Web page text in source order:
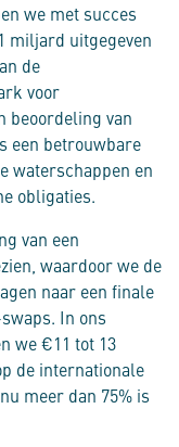
we met succes
miljard uitgegeven
de
voor
beoordeling van
een betrouwbare
waterschappen en
obligaties.
van een
waardoor we de
naar een finale
In ons
we €11 tot 13
de internationale
meer dan 75% is